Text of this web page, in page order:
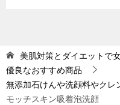
美肌対策とダイエットで
優良なおすすめ商品
無添加石けんや洗顔料やクレ
モッチスキン吸着泡洗顔